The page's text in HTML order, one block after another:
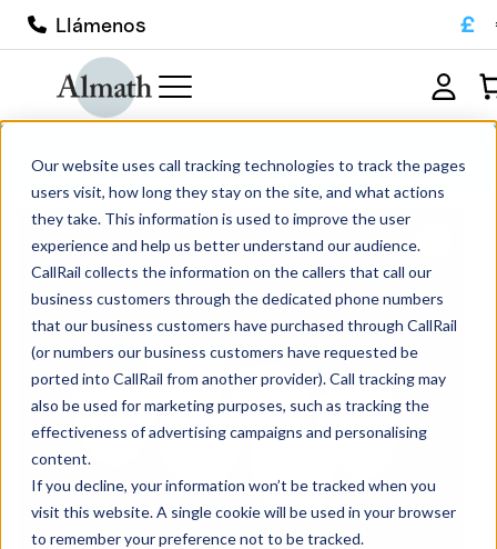
Our website uses call tracking technologies to track the pages
users visit, how long they stay on the site, and what actions
they take. This information is used to improve the user
experience and help us better understand our audience.
CallRail collects the information on the callers that call our
business customers through the dedicated phone numbers
that our business customers have purchased through CallRail
(or numbers our business customers have requested be
ported into CallRail from another provider). Call tracking may
also be used for marketing purposes, such as tracking the
effectiveness of advertising campaigns and personalising
content.
If you decline, your information won’t be tracked when you
visit this website. A single cookie will be used in your browser
to remember your preference not to be tracked.
Llámenos £
CL5MGO Crisol MGO Clásico 7ml